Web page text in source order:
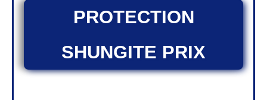
PROTECTION
SHUNGITE PRIX